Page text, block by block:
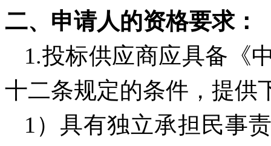
二、申请人的资格要求：
1.投标供应商应具备《
十二条规定的条件，提供
1）具有独立承担民事